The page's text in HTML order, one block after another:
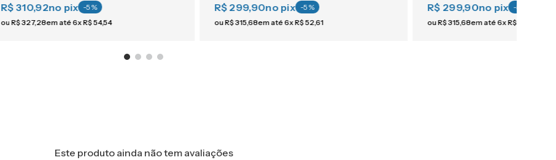
R$ 310,92no pix -5%
ouR$327,28em até6xR$54,54
R$ 299,90no pix -5%
ouR$315,68em até6xR$52,61
R$ 299,90no pix -5
ouR$315,68em até6xR$
Este produto ainda não tem avaliações